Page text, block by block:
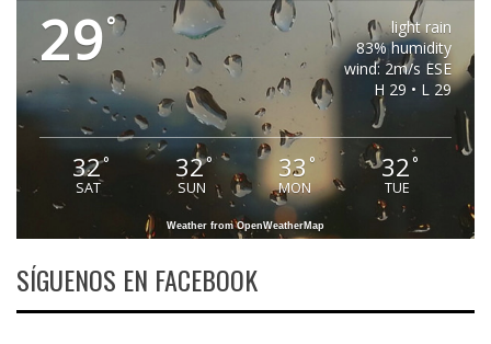
29°
light rain
83% humidity
wind: 2m/s ESE
H 29 • L 29
32°
SAT
32°
SUN
33 °
MON
32°
TUE
Weather from OpenWeatherMap
SÍGUENOS EN FACEBOOK